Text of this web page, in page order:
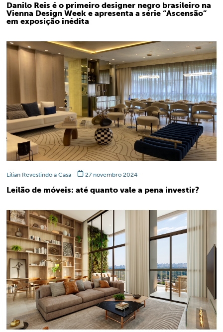
Danilo Reis é o primeiro designer negro brasileiro na
Vienna Design Week e apresenta a série “Ascensão”
em exposição inédita
Lilian Revestindo a Casa 27 novembro 2024
Leilão de móveis: até quanto vale a pena investir?